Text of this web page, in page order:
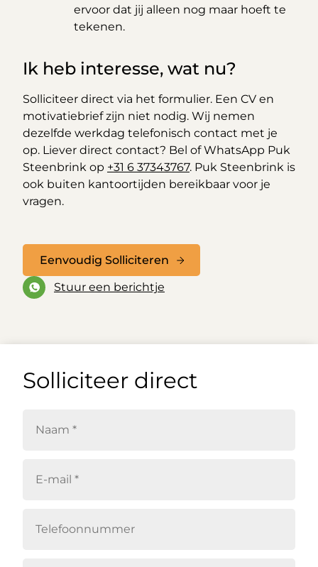
ervoor dat jij alleen nog maar hoeft te
tekenen.
Ik heb interesse, wat nu?
Solliciteer direct via het formulier. Een CV en
motivatiebrief zijn niet nodig. Wij nemen
dezelfde werkdag telefonisch contact met je
op. Liever direct contact? Bel of WhatsApp Puk
Steenbrink op +31 6 37343767. Puk Steenbrink is
ook buiten kantoortijden bereikbaar voor je
vragen.
Eenvoudig Solliciteren
Stuur een berichtje
Solliciteer direct